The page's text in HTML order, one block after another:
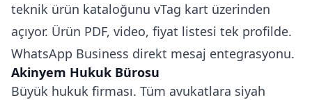
teknik ürün kataloğunu vTag kart üzerinden
açıyor. Ürün PDF, video, fiyat listesi tek profilde.
WhatsApp Business direkt mesaj entegrasyonu.
Akinyem Hukuk Bürosu
Büyük hukuk firması. Tüm avukatlara siyah